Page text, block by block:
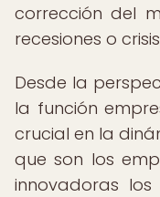
corrección del
recesiones o
Desde la
la función
crucial en la
que son los
innovadoras